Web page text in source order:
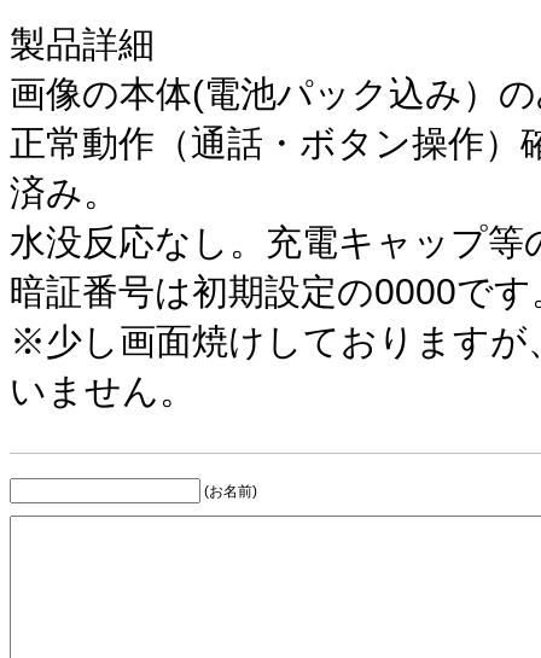
製品詳細
画像の本体(電池パック込み）
正常動作（通話・ボタン操作）
済み。
水没反応なし。充電キャップ等
暗証番号は初期設定の0000です
※少し画面焼けしておりますが
いません。
(お名前)